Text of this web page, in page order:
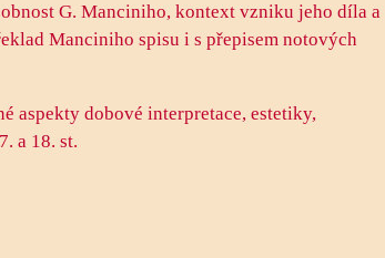
G. Manciniho, kontext vzniku jeho díla a
Manciniho spisu i s přepisem notových
aspekty dobové interpretace, estetiky,
a 18. st.